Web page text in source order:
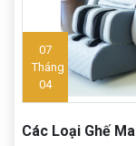
07
Tháng
04
Các Loại Ghế